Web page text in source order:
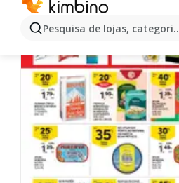
Pesquisa de lojas,